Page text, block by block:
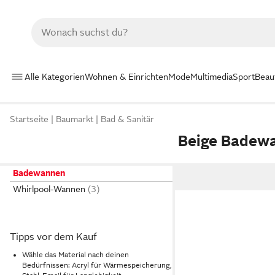
Alle KategorienWohnen & EinrichtenModeMultimediaSport
Startseite Baumarkt Bad & Sanitär
Beige
Badewannen
Whirlpool-Wannen
Tipps vor dem Kauf
Wähle das Material nach deinen
Bedürfnissen: Acryl für Wärmespeicherung,